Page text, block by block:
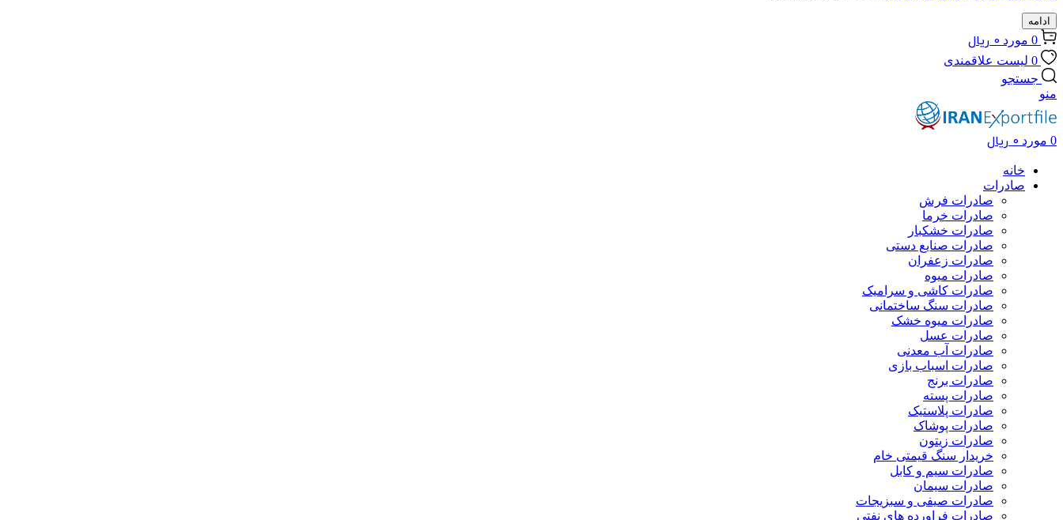
ادامه
0 مورد 0 ریال
0 لیست علاقمندی
جستجو
منو
0 مورد 0 ریال
خانه
صادرات
صادرات فرش
صادرات خرما
صادرات خشکبار
صادرات صنایع دستی
صادرات زعفران
صادرات میوه
صادرات کاشی و سرامیک
صادرات سنگ ساختمانی
صادرات میوه خشک
صادرات عسل
صادرات آب معدنی
صادرات اسباب بازی
صادرات برنج
صادرات پسته
صادرات پلاستیک
صادرات پوشاک
صادرات زیتون
خریدار سنگ قیمتی خام
صادرات سیم و کابل
صادرات سیمان
صادرات صیفی و سبزیجات
صادرات فراورده های نفتی